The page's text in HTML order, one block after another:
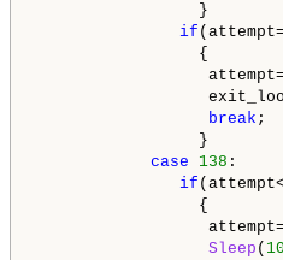
}
if
{
attempt=
break ;
}
case
138 :
if
{
Sleep (